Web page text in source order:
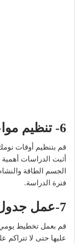
6- تنظيم مواعيد النوم
قم بتنظيم أوقات
أثبت الدراسات
الجسم الطاقة
فترة الدراسة.
7-عمل جدول للدراسة اليومية
قم بعمل تخطيط
عليها حتى لا تتراكم